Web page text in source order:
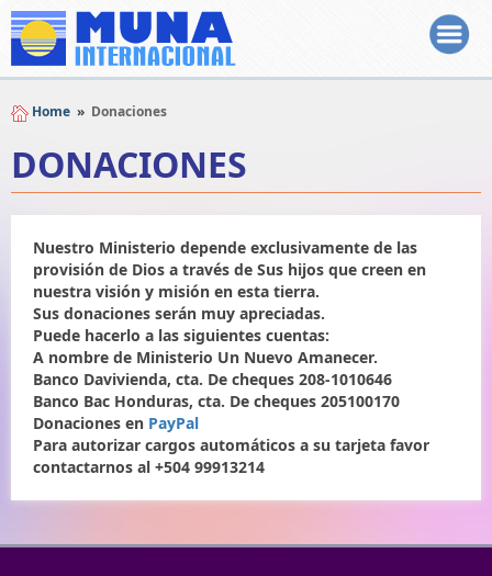
Home » Donaciones
DONACIONES
Nuestro Ministerio depende exclusivamente de las
provisión de Dios a través de Sus hijos que creen en
nuestra visión y misión en esta tierra.
Sus donaciones serán muy apreciadas.
Puede hacerlo a las siguientes cuentas:
A nombre de Ministerio Un Nuevo Amanecer.
Banco Davivienda, cta. De cheques 208-1010646
Banco Bac Honduras, cta. De cheques 205100170
Donaciones en PayPal
Para autorizar cargos automáticos a su tarjeta favor
contactarnos al +504 99913214